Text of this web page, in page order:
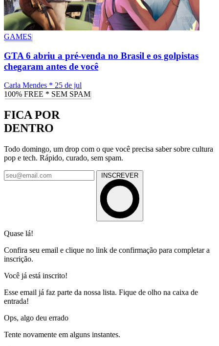
GAMES
GTA 6 abriu a pré-venda no Brasil e os golpistas
chegaram antes de você
Carla Mendes * 25 de jul
100% FREE * SEM SPAM
FICA POR
DENTRO
Todo domingo, um drop com o que você precisa saber sobre cultura
pop e tech. Rápido, curado, sem spam.
INSCREVER
Quase lá!
Confira seu email e clique no link de confirmação para completar a
inscrição.
Você já está inscrito!
Esse email já faz parte da nossa lista. Fique de olho na caixa de
entrada!
Ops, algo deu errado
Tente novamente em alguns instantes.